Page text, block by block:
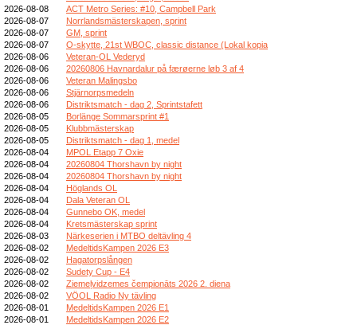
2026-08-08
ACT Metro Series: #10, Campbell Park
2026-08-07
Norrlandsmästerskapen, sprint
2026-08-07
GM, sprint
2026-08-07
O-skytte, 21st WBOC, classic distance (Lokal kopia
2026-08-06
Veteran-OL Vederyd
2026-08-06
20260806 Havnardalur på færøerne løb 3 af 4
2026-08-06
Veteran Malingsbo
2026-08-06
Stjärnorpsmedeln
2026-08-06
Distriktsmatch - dag 2, Sprintstafett
2026-08-05
Borlänge Sommarsprint #1
2026-08-05
Klubbmästerskap
2026-08-05
Distriktsmatch - dag 1, medel
2026-08-04
MPOL Etapp 7 Oxie
2026-08-04
20260804 Thorshavn by night
2026-08-04
20260804 Thorshavn by night
2026-08-04
Höglands OL
2026-08-04
Dala Veteran OL
2026-08-04
Gunnebo OK, medel
2026-08-04
Kretsmästerskap sprint
2026-08-03
Närkeserien i MTBO deltävling 4
2026-08-02
MedeltidsKampen 2026 E3
2026-08-02
Hagatorpslången
2026-08-02
Sudety Cup - E4
2026-08-02
Ziemeļvidzemes čempionāts 2026 2. diena
2026-08-02
VÖOL Radio Ny tävling
2026-08-01
MedeltidsKampen 2026 E1
2026-08-01
MedeltidsKampen 2026 E2